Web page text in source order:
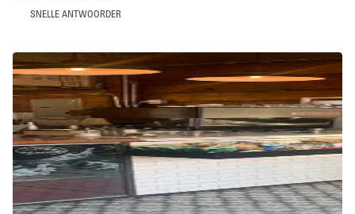
SNELLE ANTWOORDER